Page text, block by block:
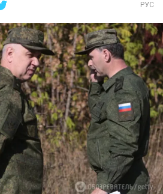
РУС